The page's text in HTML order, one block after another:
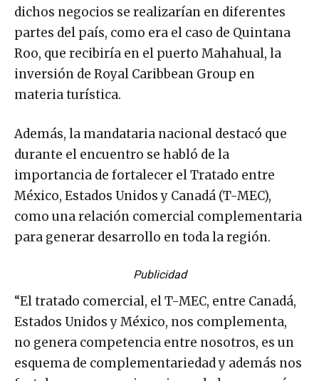
dichos negocios se realizarían en diferentes
partes del país, como era el caso de Quintana
Roo, que recibiría en el puerto Mahahual, la
inversión de Royal Caribbean Group en
materia turística.
Además, la mandataria nacional destacó que
durante el encuentro se habló de la
importancia de fortalecer el Tratado entre
México, Estados Unidos y Canadá (T-MEC),
como una relación comercial complementaria
para generar desarrollo en toda la región.
Publicidad
“El tratado comercial, el T-MEC, entre Canadá,
Estados Unidos y México, nos complementa,
no genera competencia entre nosotros, es un
esquema de complementariedad y además nos